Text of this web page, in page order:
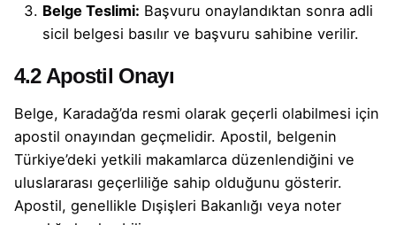
Belge Teslimi: Başvuru onaylandıktan sonra adli
sicil belgesi basılır ve başvuru sahibine verilir.
4.2 Apostil Onayı
Belge, Karadağ’da resmi olarak geçerli olabilmesi için
apostil onayından geçmelidir. Apostil, belgenin
Türkiye’deki yetkili makamlarca düzenlendiğini ve
uluslararası geçerliliğe sahip olduğunu gösterir.
Apostil, genellikle Dışişleri Bakanlığı veya noter